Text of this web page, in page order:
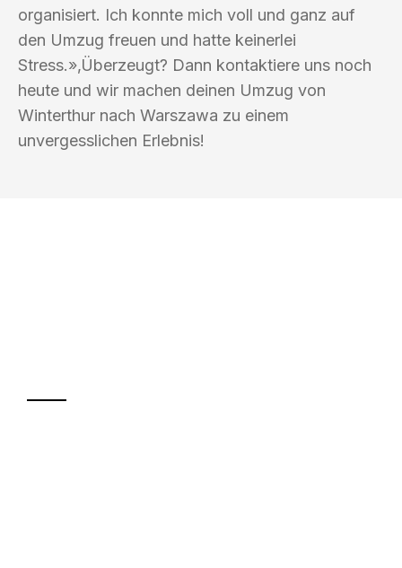
organisiert. Ich konnte mich voll und ganz auf
den Umzug freuen und hatte keinerlei
Stress.»‚Überzeugt? Dann kontaktiere uns noch
heute und wir machen deinen Umzug von
Winterthur nach Warszawa zu einem
unvergesslichen Erlebnis!